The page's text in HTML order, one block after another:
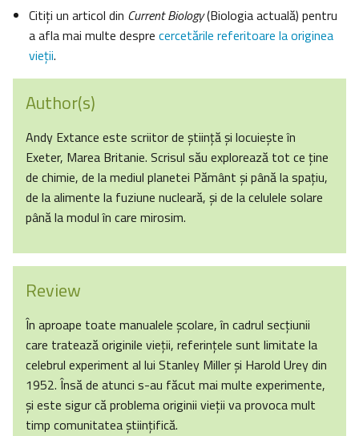
Citiți un articol din Current Biology(Biologia actuală) pentru
a afla mai multe despre cercetările referitoare la originea
vieții.
Author(s)
Andy Extance este scriitor de știință şi locuieşte în
Exeter, Marea Britanie. Scrisul său explorează tot ce ține
de chimie, de la mediul planetei Pământ şi până la spațiu,
de la alimente la fuziune nucleară, și de la celulele solare
până la modul în care mirosim.
Review
În aproape toate manualele școlare, în cadrul secțiunii
care tratează originile vieții, referințele sunt limitate la
celebrul experiment al lui Stanley Miller și Harold Urey din
1952. Însă de atunci s-au făcut mai multe experimente,
și este sigur că problema originii vieții va provoca mult
timp comunitatea științifică.